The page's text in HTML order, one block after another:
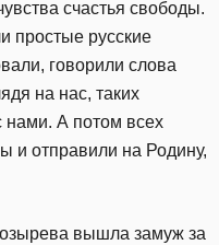
счастья свободы.
простые русские
говорили слова
на нас, таких
нами. А потом всех
и отправили на Родину,
вышла замуж за